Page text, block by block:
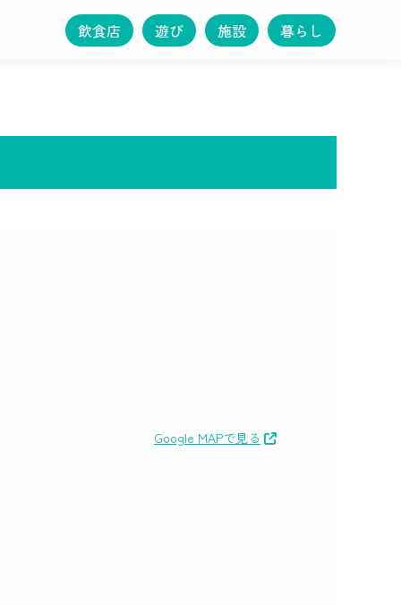
飲食店 遊び 施設 暮らし
Google MAPで見る